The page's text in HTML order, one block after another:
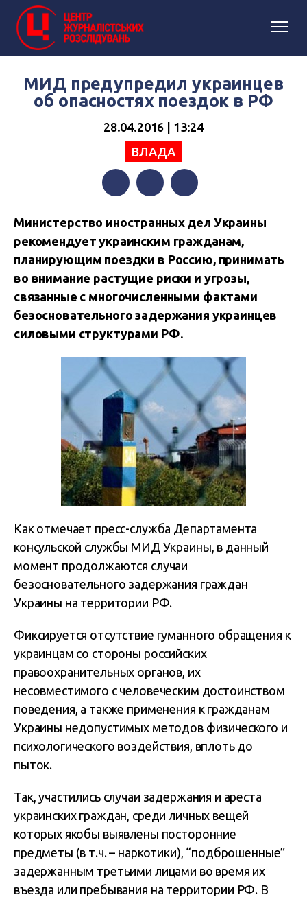
МИД предупредил украинцев
об опасностях поездок в РФ
28.04.2016 | 13:24
ВЛАДА
Министерство иностранных дел Украины
рекомендует украинским гражданам,
планирующим поездки в Россию, принимать
во внимание растущие риски и угрозы,
связанные с многочисленными фактами
безосновательного задержания украинцев
силовыми структурами РФ.
Как отмечает пресс-служба Департамента
консульской службы МИД Украины, в данный
момент продолжаются случаи
безосновательного задержания граждан
Украины на территории РФ.
Фиксируется отсутствие гуманного обращения к
украинцам со стороны российских
правоохранительных органов, их
несовместимого с человеческим достоинством
поведения, а также применения к гражданам
Украины недопустимых методов физического и
психологического воздействия, вплоть до
пыток.
Так, участились случаи задержания и ареста
украинских граждан, среди личных вещей
которых якобы выявлены посторонние
предметы (в т.ч. – наркотики), “подброшенные”
задержанным третьими лицами во время их
въезда или пребывания на территории РФ. В